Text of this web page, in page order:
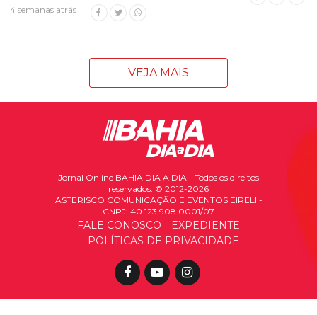
4 semanas atrás
VEJA MAIS
Jornal Online BAHIA DIA A DIA - Todos os direitos
reservados. © 2012-2026
ASTERISCO COMUNICAÇÃO E EVENTOS EIRELI -
CNPJ: 40.123.908.0001/07
FALE CONOSCO
EXPEDIENTE
POLÍTICAS DE PRIVACIDADE